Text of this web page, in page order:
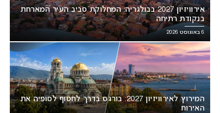
אירוויזיון 2027 בבולגריה: המחלוקת סביב העיר המארחת
בנקודת רתיחה
6 באוגוסט 2026
המירוץ לאירוויזיון 2027: בורגס בדרך לחטוף לסופיה את
האירוח